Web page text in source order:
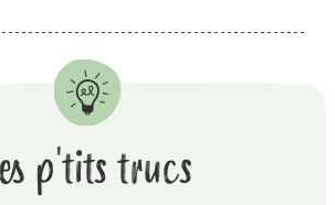
p'tits trucs